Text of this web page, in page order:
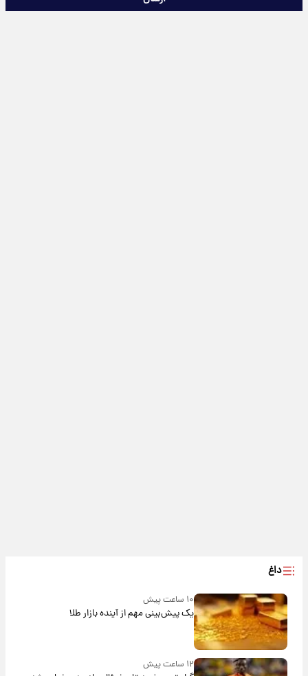
داغ
۱۰ ساعت پیش
یک پیش‌بینی مهم از آینده بازار طلا
۱۲ ساعت پیش